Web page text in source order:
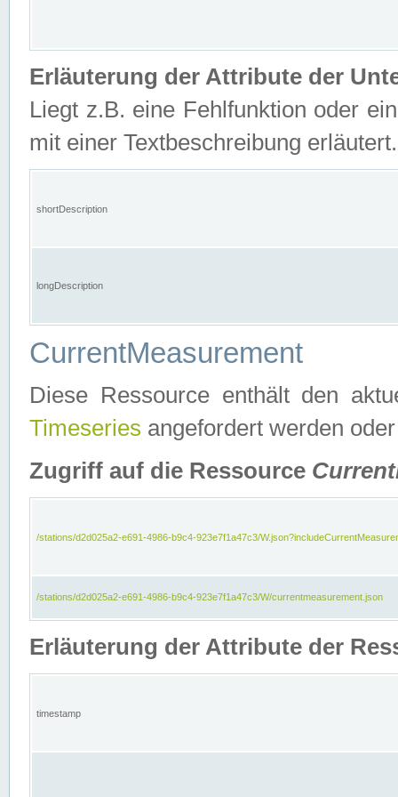
Erläuterung der Attribute der
Liegt z.B. eine Fehlfunktion oder
mit einer Textbeschreibung erläutert.
shortDescription
longDescription
CurrentMeasurement
Diese Ressource enthält den
Timeseries angefordert werden
Zugriff auf die Ressource
/stations/d2d025a2-e691-4986-b9c4-923e7f1a47c3/
/stations/d2d025a2-e691-4986-b9c4-923e7f1a47c3/W/currentmeasurement.json
Erläuterung der Attribute der
timestamp